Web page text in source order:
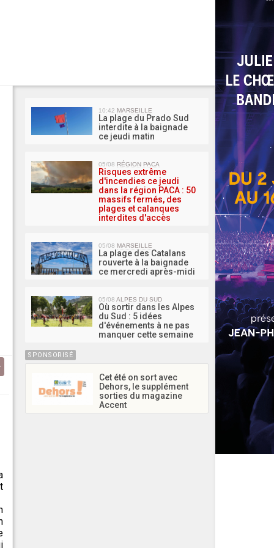
MA
10:42 MARSEILLE
La plage du Prado Sud
interdite à la baignade
ce jeudi matin
05/08 RÉGION PACA
Risques extrême
d'incendies ce jeudi
dans la région PACA : 50
massifs fermés, des
plages et calanques
interdites d'accès
05/08 MARSEILLE
La plage des Catalans
rouverte à la baignade
ce mercredi après-midi
05/08 ALPES DU SUD
Où sortir dans les Alpes
du Sud : 5 idées
d'événements à ne pas
manquer cette semaine
SPONSORISÉ
Cet été on sort avec
Dehors, le supplément
sorties du magazine
Accent